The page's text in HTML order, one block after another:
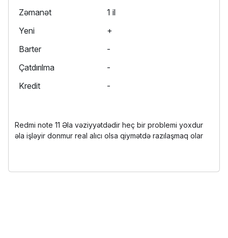
Zəmanət
1 il
Yeni
+
Barter
-
Çatdırılma
-
Kredit
-
Redmi note 11 Əla vəziyyətdədir heç bir problemi yoxdur
əla işləyir donmur real alıcı olsa qiymətdə razılaşmaq olar